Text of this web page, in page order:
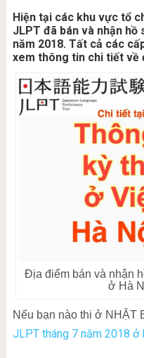
Hiện tại các khu vực tổ
JLPT đã bán và nhận
năm 2018. Tất cả các
xem thông tin chi tiết về
Địa điểm bán và nhận
ở Hà
Nếu bạn nào thi ở NHẬT
JLPT tháng 7 năm 2018 ở